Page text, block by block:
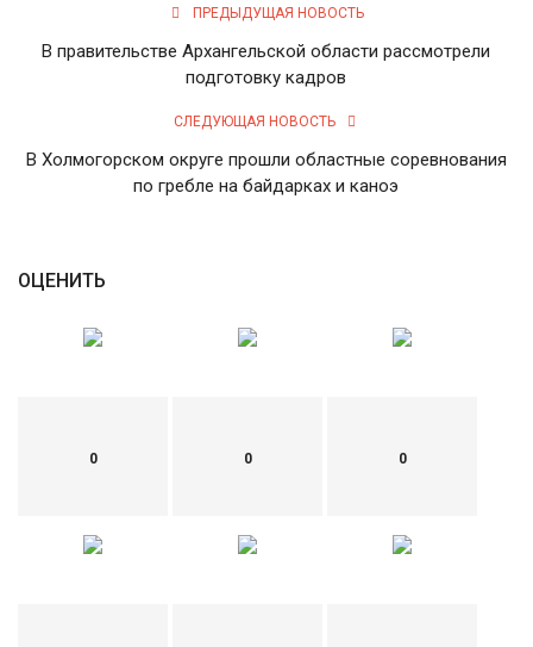
Россия
English Русский
ПРЕДЫДУЩАЯ НОВОСТЬ
В правительстве Архангельской области рассмотрели
подготовку кадров
СЛЕДУЮЩАЯ НОВОСТЬ
В Холмогорском округе прошли областные соревнования
по гребле на байдарках и каноэ
ОЦЕНИТЬ
0 0 0